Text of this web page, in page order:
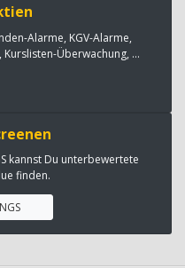
Alarme, KGV-Alarme,
Überwachung, ...
kannst Du unterbewertete
finden.